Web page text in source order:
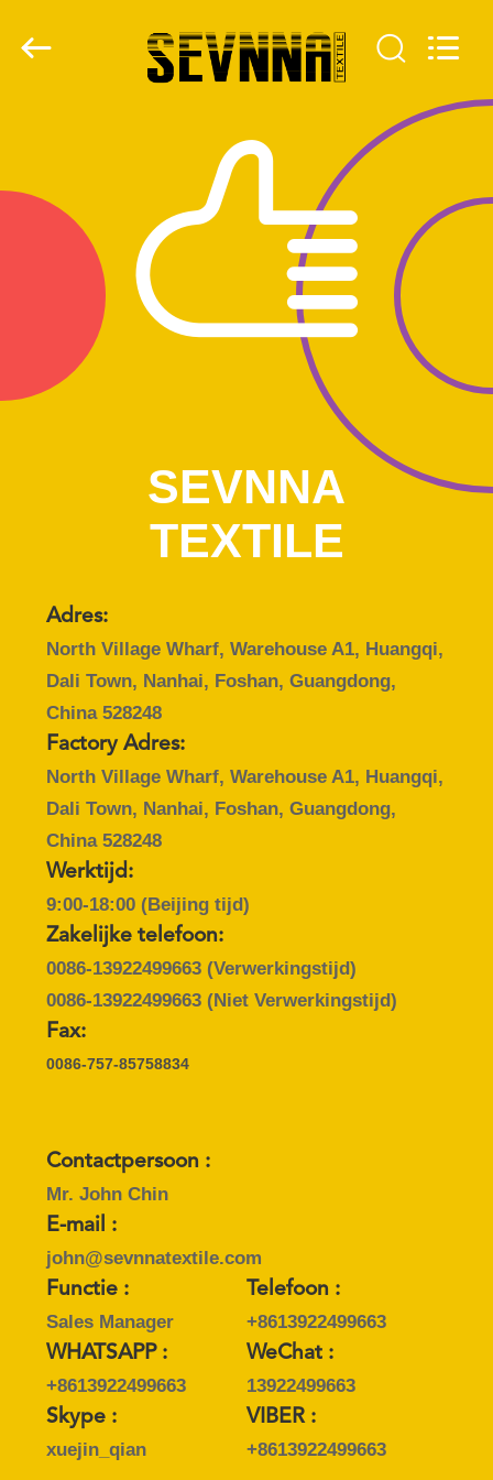
PRODUCTEN
ONGEVEER
ONS
FABRIEKSREIS
KWALITEITSCONTROLE
CONTACTEER
ONS
NIEUWS
GEVALLEN
SITEMAP
PRIVACY
POLICY
Rights
SEVNNA
TEXTILE
Adres:
North Village Wharf, Warehouse A1, Huangqi,
Dali Town, Nanhai, Foshan, Guangdong,
China 528248
Factory Adres:
North Village Wharf, Warehouse A1, Huangqi,
Dali Town, Nanhai, Foshan, Guangdong,
China 528248
Werktijd:
9:00-18:00 (Beijing tijd)
Zakelijke telefoon:
0086-13922499663(Verwerkingstijd)
0086-13922499663(Niet Verwerkingstijd)
Fax:
0086-757-85758834
Contactpersoon :
Mr. John Chin
E-mail :
john@sevnnatextile.com
Functie :
Sales Manager
Telefoon :
+8613922499663
WHATSAPP :
+8613922499663
WeChat :
13922499663
Skype :
xuejin_qian
VIBER :
+8613922499663